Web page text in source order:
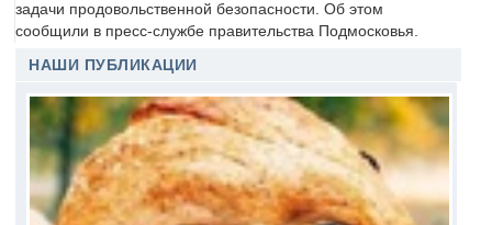
задачи продовольственной безопасности. Об этом
сообщили в пресс-службе правительства Подмосковья.
НАШИ ПУБЛИКАЦИИ